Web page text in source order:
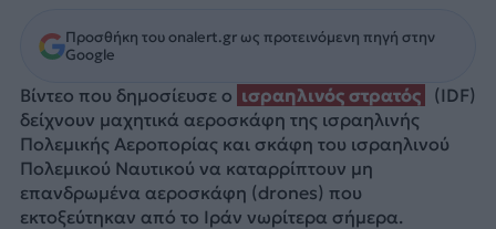
Προσθήκη του onalert.gr ως προτεινόμενη πηγή στην
Google
Βίντεο που δημοσίευσε ο ισραηλινός στρατός
(IDF)
δείχνουν μαχητικά αεροσκάφη της ισραηλινής
Πολεμικής Αεροπορίας και σκάφη του ισραηλινού
Πολεμικού Ναυτικού να καταρρίπτουν μη
επανδρωμένα αεροσκάφη (drones) που
εκτοξεύτηκαν από το Ιράν νωρίτερα σήμερα.